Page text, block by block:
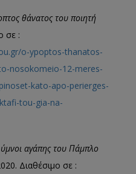
θάνατος του ποιητή
σε :
o-ypoptos-thanatos-
nosokomeio-12-meres-
kato-apo-perierges-
tou-gia-na-
αγάπης του Πάμπλο
Διαθέσιμο σε :